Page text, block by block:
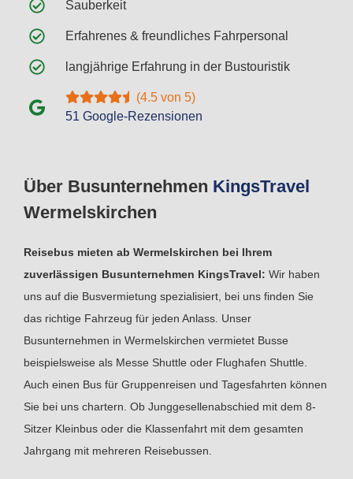
Über Busunternehmen KingsTravel
Wermelskirchen
Reisebus mieten ab Wermelskirchen bei Ihrem
zuverlässigen Busunternehmen KingsTravel: Wir haben
uns auf die Busvermietung spezialisiert, bei uns finden Sie
das richtige Fahrzeug für jeden Anlass. Unser
Busunternehmen in Wermelskirchen vermietet Busse
beispielsweise als Messe Shuttle oder Flughafen Shuttle.
Auch einen Bus für Gruppenreisen und Tagesfahrten können
Sie bei uns chartern. Ob Junggesellenabschied mit dem 8-
Sitzer Kleinbus oder die Klassenfahrt mit dem gesamten
Jahrgang mit mehreren Reisebussen.
Sauberkeit
Erfahrenes & freundliches Fahrpersonal
langjährige Erfahrung in der Bustouristik
(4.5 von 5)
51 Google-Rezensionen